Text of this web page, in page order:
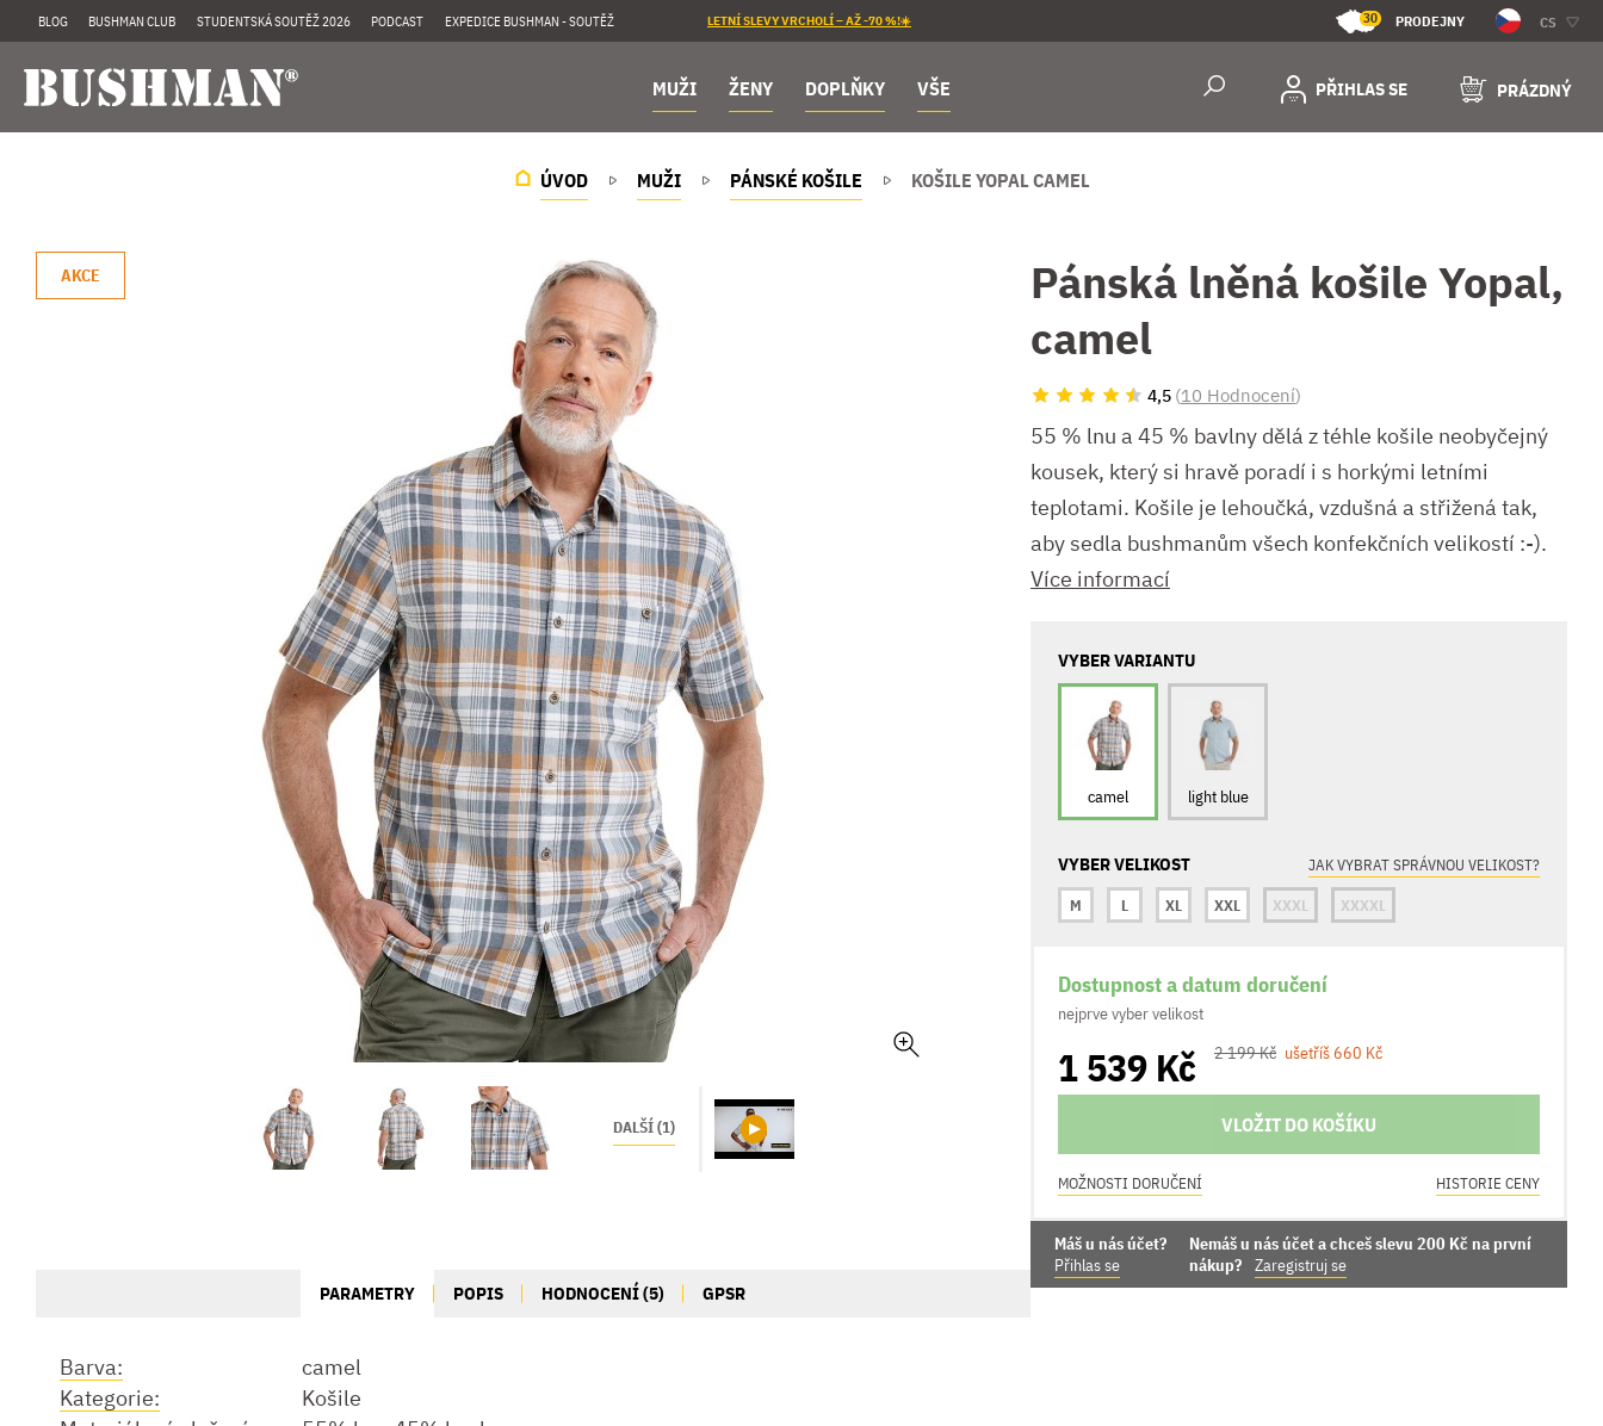
BLOG BUSHMAN CLUB STUDENTSKÁ SOUTĚŽ 2026 PODCAST EXPEDICE BUSHMAN - SOUTĚŽ LETNÍ SLEVY VRCHOLÍ – AŽ -70 %!☀️ 30 PRODEJNY CS
MUŽI ŽENY DOPLŇKY VŠE PŘIHLAS SE PRÁZDNÝ
ÚVOD MUŽI PÁNSKÉ KOŠILE KOŠILE YOPAL CAMEL
AKCE
DALŠÍ (1)
Pánská lněná košile Yopal,
camel
4,5 (10 Hodnocení)
55 % lnu a 45 % bavlny dělá z téhle košile neobyčejný
kousek, který si hravě poradí i s horkými letními
teplotami. Košile je lehoučká, vzdušná a střižená tak,
aby sedla bushmanům všech konfekčních velikostí :-).
Více informací
VYBER VARIANTU
camel light blue
VYBER VELIKOST
JAK VYBRAT SPRÁVNOU VELIKOST?
M
L XL XXL XXXL XXXXL
Dostupnost a datum doručení
nejprve vyber velikost
1 539 Kč 2 199 Kč ušetříš 660 Kč
VLOŽIT DO KOŠÍKU
MOŽNOSTI DORUČENÍ HISTORIE CENY
Máš u nás účet?
Přihlas se
Nemáš u nás účet a chceš slevu 200 Kč na první
nákup?
Zaregistruj se
PARAMETRY POPIS HODNOCENÍ (5) GPSR
Barva:
camel
Kategorie:
Košile